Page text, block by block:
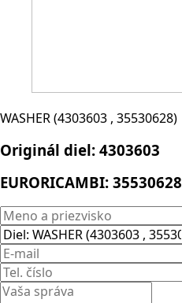
WASHER (4303603 , 35530628)
Originál diel: 4303603
EURORICAMBI: 35530628